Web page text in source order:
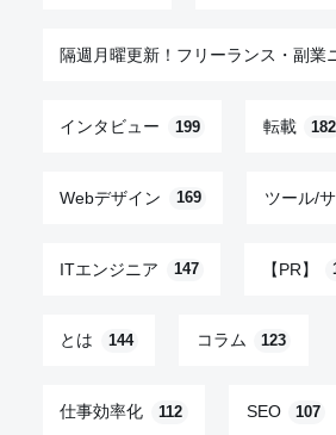
隔週月曜更新！フリーランス・副業
インタビュー 199 転載 182
Webデザイン 169 ツール/
ITエンジニア 147 【PR】
とは 144 コラム 123
仕事効率化 112 SEO 107